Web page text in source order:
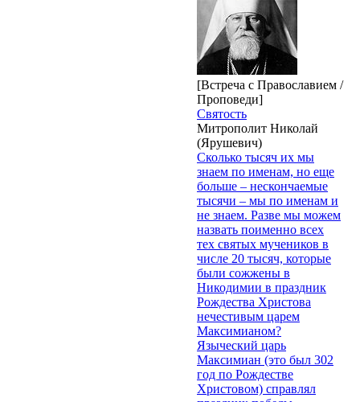
[Встреча с Православием /
Проповеди]
Святость
Митрополит Николай
(Ярушевич)
Сколько тысяч их мы
знаем по именам, но еще
больше – нескончаемые
тысячи – мы по именам и
не знаем. Разве мы можем
назвать поименно всех
тех святых мучеников в
числе 20 тысяч, которые
были сожжены в
Никодимии в праздник
Рождества Христова
нечестивым царем
Максимианом?
Языческий царь
Максимиан (это был 302
год по Рождестве
Христовом) справлял